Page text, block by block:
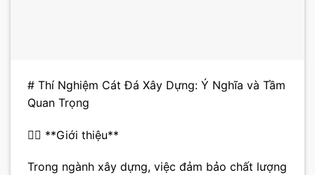
# Thí Nghiệm Cát Đá Xây Dựng: Ý Nghĩa và Tầm
Quan Trọng
👷‍♂️ **Giới thiệu**
Trong ngành xây dựng, việc đảm bảo chất lượng